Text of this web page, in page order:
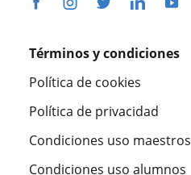
Términos y condiciones
Política de cookies
Política de privacidad
Condiciones uso maestros
Condiciones uso alumnos